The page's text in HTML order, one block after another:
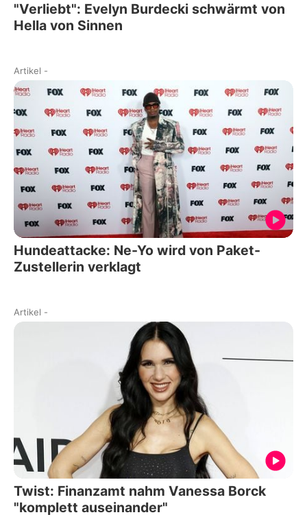
"Verliebt": Evelyn Burdecki schwärmt von
Hella von Sinnen
Artikel -
Hundeattacke: Ne-Yo wird von Paket-
Zustellerin verklagt
Artikel -
Twist: Finanzamt nahm Vanessa Borck
"komplett auseinander"